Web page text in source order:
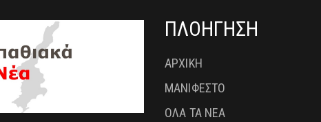
ΠΛΟΗΓΗΣΗ
ΑΡΧΙΚΗ
ΜΑΝΙΦΕΣΤΟ
ΟΛΑ ΤΑ ΝΕΑ